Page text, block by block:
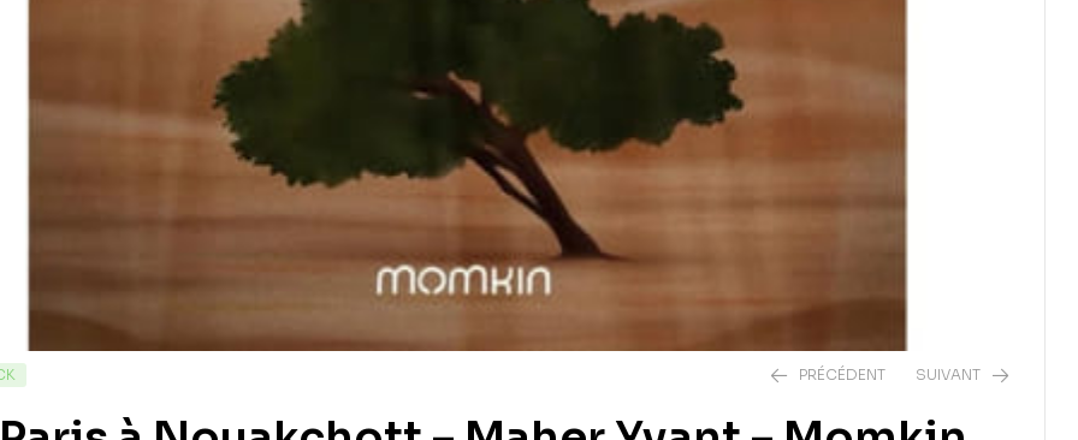
PRÉCÉDENT SUIVANT